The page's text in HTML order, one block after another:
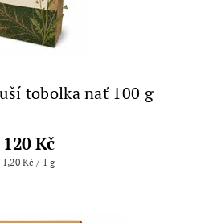
tobolka nať 100 g
120 Kč
1,20 Kč / 1 g